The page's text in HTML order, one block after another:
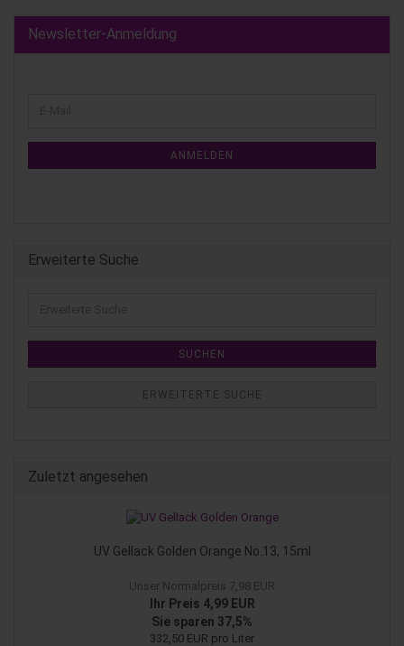
Newsletter-Anmeldung
ANMELDEN
Erweiterte Suche
SUCHEN
ERWEITERTE SUCHE
Zuletzt angesehen
UV Gellack Golden Orange No.13, 15ml
Unser Normalpreis 7,98 EUR
Ihr Preis 4,99 EUR
Sie sparen 37,5%
332,50 EUR pro Liter